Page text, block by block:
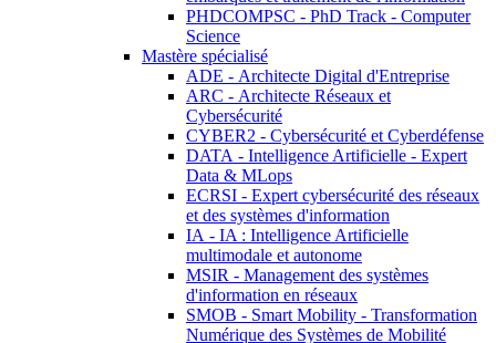
PHDCOMPSC - PhD Track - Computer
Science
Mastère spécialisé
ADE - Architecte Digital d'Entreprise
ARC - Architecte Réseaux et
Cybersécurité
CYBER2 - Cybersécurité et Cyberdéfense
DATA - Intelligence Artificielle - Expert
Data & MLops
ECRSI - Expert cybersécurité des réseaux
et des systèmes d'information
IA - IA : Intelligence Artificielle
multimodale et autonome
MSIR - Management des systèmes
d'information en réseaux
SMOB - Smart Mobility - Transformation
Numérique des Systèmes de Mobilité